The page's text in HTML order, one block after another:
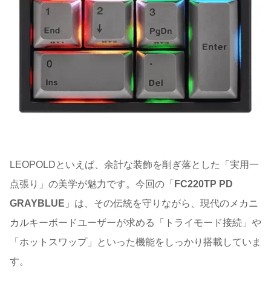
LEOPOLDといえば、余計な装飾を削ぎ落とした「実用一
点張り」の美学が魅力です。今回の「 FC220TP PD
GRAYBLUE 」は、その伝統を守りながら、現代のメカニ
カルキーボードユーザーが求める「トライモード接続」や
「ホットスワップ」といった機能をしっかり搭載していま
す。